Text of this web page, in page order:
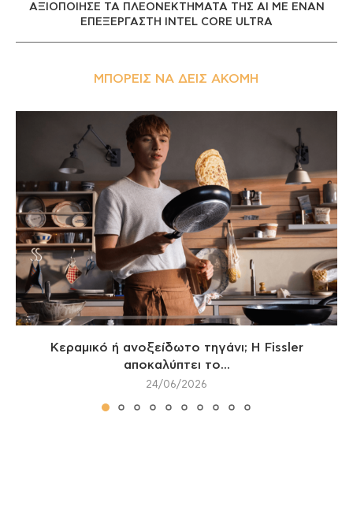
ΑΞΙΟΠΟΙΗΣΕ ΤΑ ΠΛΕΟΝΕΚΤΗΜΑΤΑ ΤΗΣ ΑΙ ΜΕ ΕΝΑΝ
ΕΠΕΞΕΡΓΑΣΤΗ INTEL CORE ULTRA
ΜΠΟΡΕΊΣ ΝΑ ΔΕΙΣ ΑΚΌΜΗ
Κεραμικό ή ανοξείδωτο τηγάνι; Η Fissler
αποκαλύπτει το...
24/06/2026